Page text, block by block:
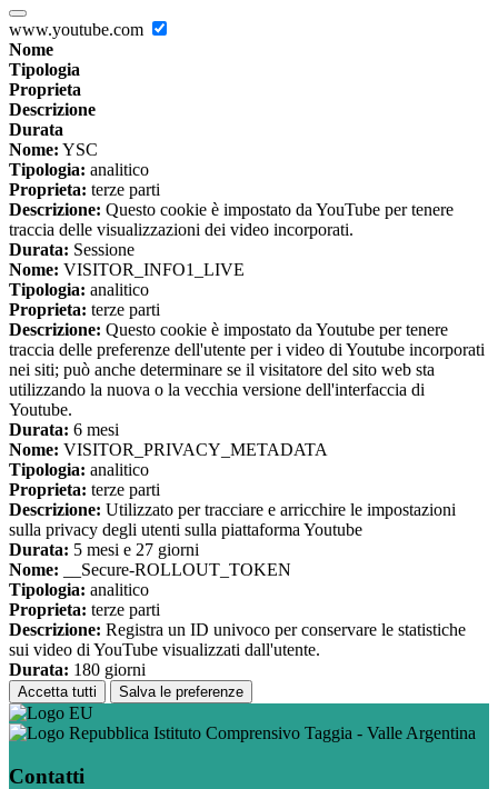
www.youtube.com
Nome
Tipologia
Proprieta
Descrizione
Durata
Nome: YSC
Tipologia: analitico
Proprieta: terze parti
Descrizione: Questo cookie è impostato da YouTube per tenere
traccia delle visualizzazioni dei video incorporati.
Durata: Sessione
Nome: VISITOR_INFO1_LIVE
Tipologia: analitico
Proprieta: terze parti
Descrizione: Questo cookie è impostato da Youtube per tenere
traccia delle preferenze dell'utente per i video di Youtube incorporati
nei siti; può anche determinare se il visitatore del sito web sta
utilizzando la nuova o la vecchia versione dell'interfaccia di
Youtube.
Durata: 6 mesi
Nome: VISITOR_PRIVACY_METADATA
Tipologia: analitico
Proprieta: terze parti
Descrizione: Utilizzato per tracciare e arricchire le impostazioni
sulla privacy degli utenti sulla piattaforma Youtube
Durata: 5 mesi e 27 giorni
Nome: __Secure-ROLLOUT_TOKEN
Tipologia: analitico
Proprieta: terze parti
Descrizione: Registra un ID univoco per conservare le statistiche
sui video di YouTube visualizzati dall'utente.
Durata: 180 giorni
Accetta tutti Salva le preferenze
Istituto Comprensivo Taggia - Valle Argentina
Contatti